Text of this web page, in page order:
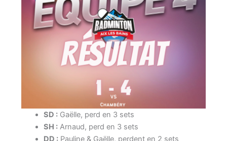
SD :Gaëlle, perd en 3 sets
SH :Arnaud, perd en 3 sets
DD :Pauline & Gaëlle, perdent en 2 sets